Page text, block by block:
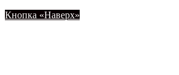
Кнопка «Наверх»